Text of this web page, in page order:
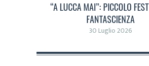
“A LUCCA MAI”: PICCOLO
FANTASCIENZA
30 Luglio 2026